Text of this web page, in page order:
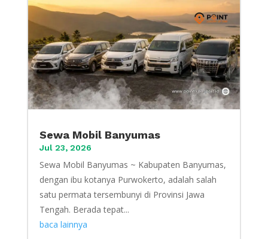
Sewa Mobil Banyumas
Jul 23, 2026
Sewa Mobil Banyumas ~ Kabupaten Banyumas,
dengan ibu kotanya Purwokerto, adalah salah
satu permata tersembunyi di Provinsi Jawa
Tengah. Berada tepat...
baca lainnya